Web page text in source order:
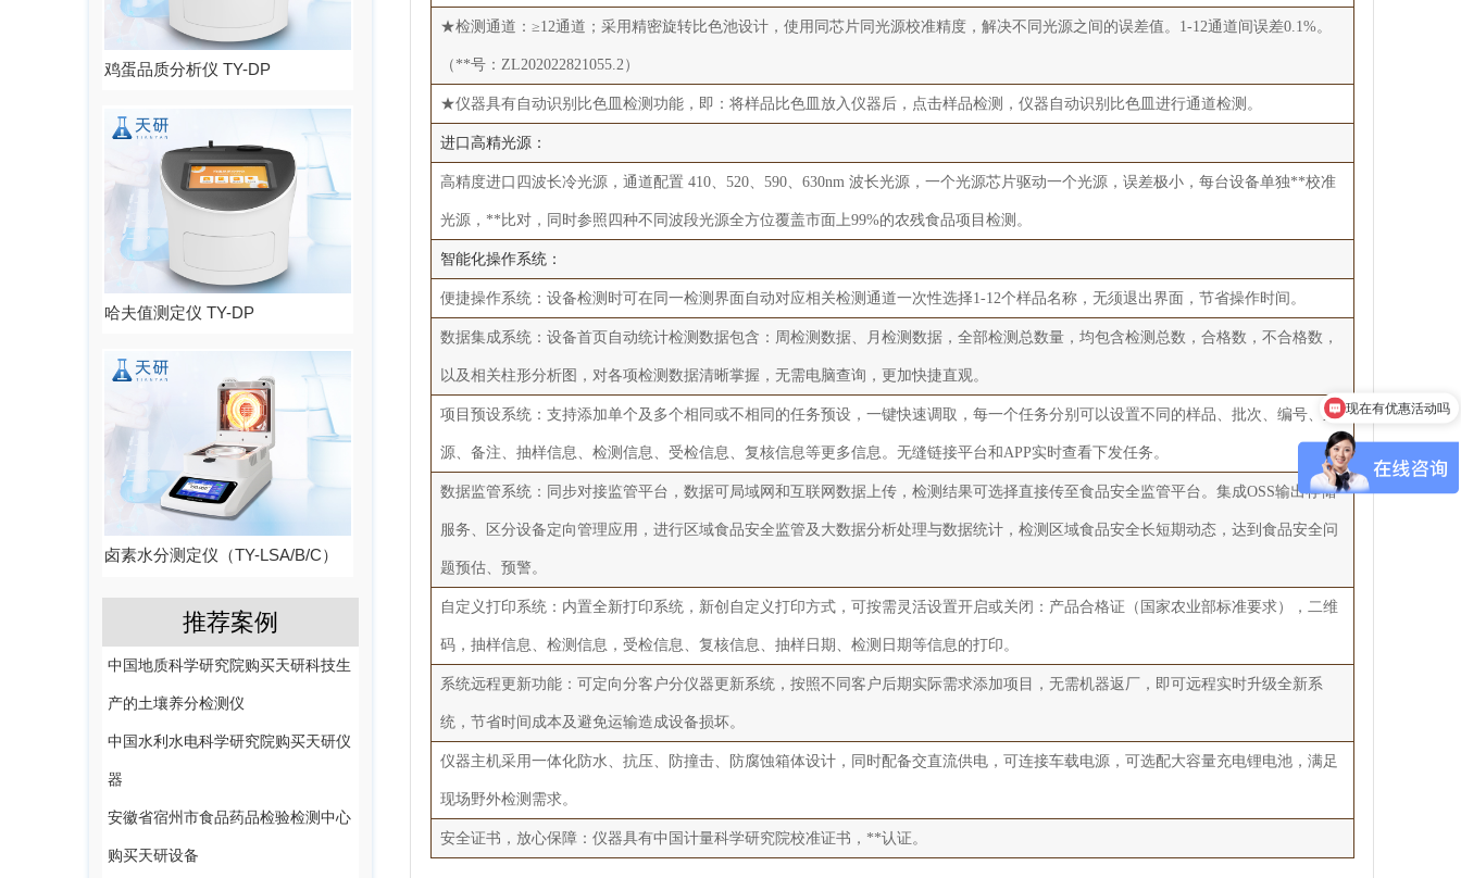
鸡蛋品质分析仪 TY-DP
哈夫值测定仪 TY-DP
卤素水分测定仪（TY-LSA/B/C）
推荐案例
中国地质科学研究院购买天研科技生
产的土壤养分检测仪
中国水利水电科学研究院购买天研仪
器
安徽省宿州市食品药品检验检测中心
购买天研设备
★检测通道：≥12通道；采用精密旋转比色池设计，使用同芯片同光源校准精度，解决不同光源之间的误差值。1-12通道间误差0.1%。
（**号：ZL202022821055.2）
★仪器具有自动识别比色皿检测功能，即：将样品比色皿放入仪器后，点击样品检测，仪器自动识别比色皿进行通道检测。
进口高精光源：
高精度进口四波长冷光源，通道配置 410、520、590、630nm 波长光源，一个光源芯片驱动一个光源，误差极小，每台设备单独**校准
光源，**比对，同时参照四种不同波段光源全方位覆盖市面上99%的农残食品项目检测。
智能化操作系统：
便捷操作系统：设备检测时可在同一检测界面自动对应相关检测通道一次性选择1-12个样品名称，无须退出界面，节省操作时间。
数据集成系统：设备首页自动统计检测数据包含：周检测数据、月检测数据，全部检测总数量，均包含检测总数，合格数，不合格数，
以及相关柱形分析图，对各项检测数据清晰掌握，无需电脑查询，更加快捷直观。
项目预设系统：支持添加单个及多个相同或不相同的任务预设，一键快速调取，每一个任务分别可以设置不同的样品、批次、编号、来
源、备注、抽样信息、检测信息、受检信息、复核信息等更多信息。无缝链接平台和APP实时查看下发任务。
数据监管系统：同步对接监管平台，数据可局域网和互联网数据上传，检测结果可选择直接传至食品安全监管平台。集成OSS输出存储
服务、区分设备定向管理应用，进行区域食品安全监管及大数据分析处理与数据统计，检测区域食品安全长短期动态，达到食品安全问
题预估、预警。
自定义打印系统：内置全新打印系统，新创自定义打印方式，可按需灵活设置开启或关闭：产品合格证（国家农业部标准要求），二维
码，抽样信息、检测信息，受检信息、复核信息、抽样日期、检测日期等信息的打印。
系统远程更新功能：可定向分客户分仪器更新系统，按照不同客户后期实际需求添加项目，无需机器返厂，即可远程实时升级全新系
统，节省时间成本及避免运输造成设备损坏。
仪器主机采用一体化防水、抗压、防撞击、防腐蚀箱体设计，同时配备交直流供电，可连接车载电源，可选配大容量充电锂电池，满足
现场野外检测需求。
安全证书，放心保障：仪器具有中国计量科学研究院校准证书，**认证。
现在有优惠活动吗